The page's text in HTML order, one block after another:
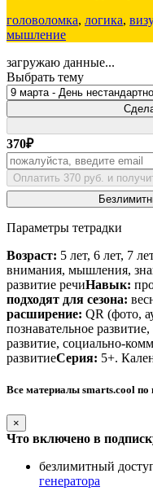
головоломка, логика,
мышление
загружаю данные...
Выбрать тему
370₽
Оплатить 370 руб. и
Параметры тетрадки
Возраст: 5 лет, 6 лет, 7
внимания, мышления,
развитие речиНавык:
подходят для сезона:
расширение: QR (фото,
познавательное
развитие, социально-
развитиеСерия: 5+.
Все материалы smarts.cool по
×
Что включено в
безлимитный
генератора